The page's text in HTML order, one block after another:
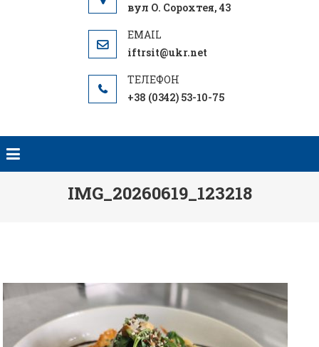
вул О. Сорохтея, 43
iftrsit@ukr.net
+38 (0342) 53-10-75
IMG_20260619_123218